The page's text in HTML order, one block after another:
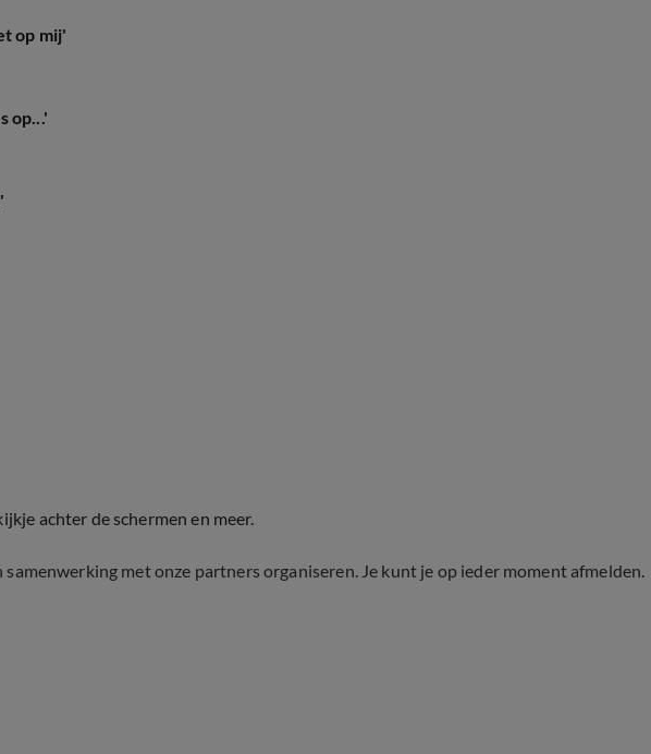
op mij'
op...'
achter de schermen en meer.
met onze partners organiseren. Je kunt je op ieder moment afmelden.